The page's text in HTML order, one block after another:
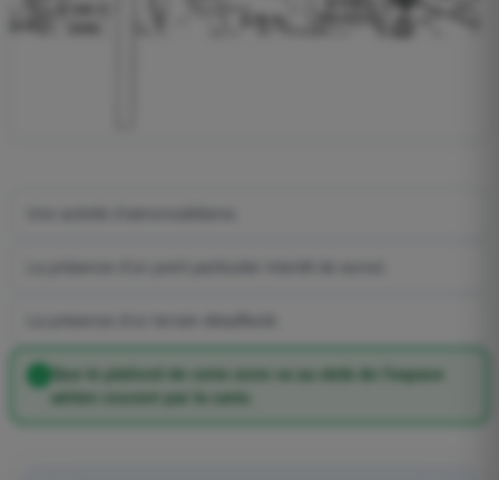
Que le plafond de cette zone va au-delà de l'espace
aérien couvert par la carte.